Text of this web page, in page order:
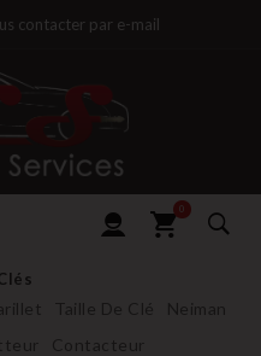
contacter par e-mail
0
Taille De Clé
Neiman
Contacteur